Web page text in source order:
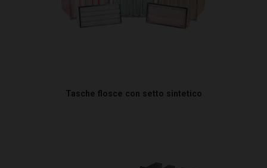
Tasche flosce con setto sintetico